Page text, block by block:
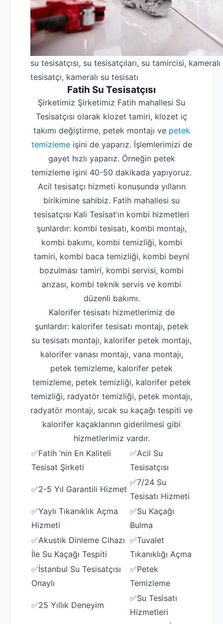
su tesisatçısı, su tesisatçıları, su tamircisi,
tesisatçı, kameralı su tesisatı
Fatih Su Tesisatçısı
Şirketimiz Şirketimiz Fatih mahallesi Su
Tesisatçısı olarak klozet tamiri, klozet iç
takımı değiştirme, petek montajı ve petek
temizlemeişini de yaparız. İşlemlerimizi de
gayet hızlı yaparız. Örneğin petek
temizleme işini 40-50 dakikada yapıyoruz.
Acil tesisatçı hizmeti konusunda yılların
birikimine sahibiz. Fatih mahallesi su
tesisatçısı Kali Tesisat’ın kombi hizmetleri
şunlardır: kombi tesisatı, kombi montajı,
kombi bakımı, kombi temizliği, kombi
tamiri, kombi baca temizliği, kombi beyni
bozulması tamiri, kombi servisi, kombi
arızası, kombi teknik servis ve kombi
düzenli bakımı.
Kalorifer tesisatı hizmetlerimiz de
şunlardır: kalorifer tesisatı montajı, petek
su tesisatı montajı, kalorifer petek montajı,
kalorifer vanası montajı, vana montajı,
petek temizleme, kalorifer petek
temizleme, petek temizliği, kalorifer petek
temizliği, radyatör temizliği, petek montajı,
radyatör montajı, sıcak su kaçağı tespiti ve
kalorifer kaçaklarının giderilmesi gibi
hizmetlerimiz vardır.
✅Fatih ‘nin En Kaliteli
Tesisat Şirketi
✅Acil Su
Tesisatçısı
✅2-5 Yıl Garantili Hizmet
✅7/24 Su
Tesisatı Hizmeti
✅Yaylı Tıkanıklık Açma
Hizmeti
✅Su Kaçağı
Bulma
✅Akustik Dinleme Cihazı
İle Su Kaçağı Tespiti
✅Tuvalet
Tıkanıklığı Açma
✅İstanbul Su Tesisatçısı
Onaylı
✅Petek
Temizleme
✅25 Yıllık Deneyim
✅Su Tesisatı
Hizmetleri